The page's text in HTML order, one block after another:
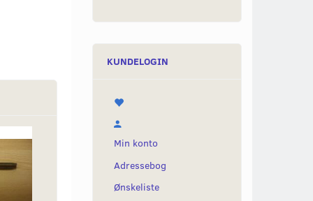
KUNDELOGIN
Min konto
Adressebog
Ønskeliste